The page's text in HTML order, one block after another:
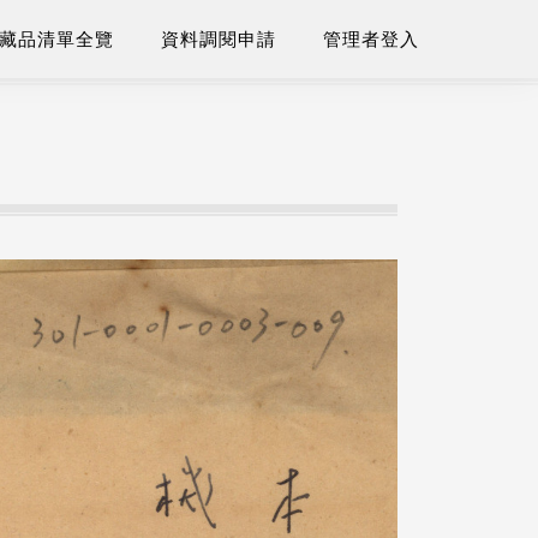
品清單全覽 資料調閱申請 管理者登入